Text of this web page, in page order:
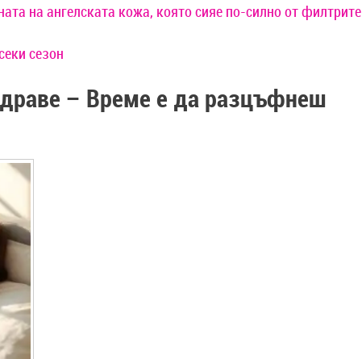
на ангелската кожа, която сияе по-силно от филтрите
сезон
– Време е да разцъфнеш